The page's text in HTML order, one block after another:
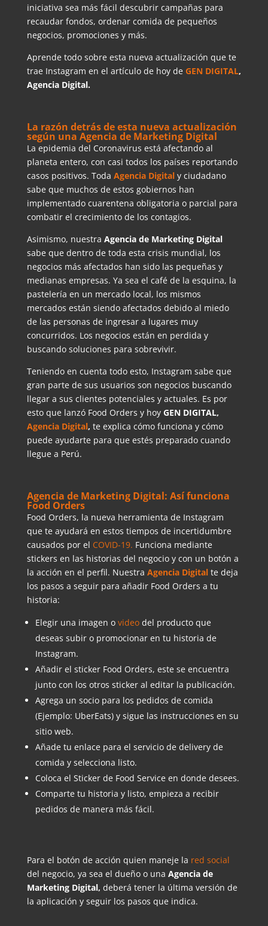
iniciativa sea más fácil descubrir campañas para
recaudar fondos, ordenar comida de pequeños
negocios, promociones y más.
Aprende todo sobre esta nueva actualización que te
trae Instagram en el artículo de hoy de GEN DIGITAL,
Agencia Digital.
La razón detrás de esta nueva actualización
según una Agencia de Marketing Digital
La epidemia del Coronavirus está afectando al
planeta entero, con casi todos los países reportando
casos positivos. Toda Agencia Digital y ciudadano
sabe que muchos de estos gobiernos han
implementado cuarentena obligatoria o parcial para
combatir el crecimiento de los contagios.
Asimismo, nuestra Agencia de Marketing Digital
sabe que dentro de toda esta crisis mundial, los
negocios más afectados han sido las pequeñas y
medianas empresas. Ya sea el café de la esquina, la
pastelería en un mercado local, los mismos
mercados están siendo afectados debido al miedo
de las personas de ingresar a lugares muy
concurridos. Los negocios están en perdida y
buscando soluciones para sobrevivir.
Teniendo en cuenta todo esto, Instagram sabe que
gran parte de sus usuarios son negocios buscando
llegar a sus clientes potenciales y actuales. Es por
esto que lanzó Food Orders y hoy GEN DIGITAL,
Agencia Digital, te explica cómo funciona y cómo
puede ayudarte para que estés preparado cuando
llegue a Perú.
Agencia de Marketing Digital: Así funciona
Food Orders
Food Orders, la nueva herramienta de Instagram
que te ayudará en estos tiempos de incertidumbre
causados por el COVID-19. Funciona mediante
stickers en las historias del negocio y con un botón a
la acción en el perfil. Nuestra Agencia Digital te deja
los pasos a seguir para añadir Food Orders a tu
historia:
Elegir una imagen o videodel producto que
deseas subir o promocionar en tu historia de
Instagram.
Añadir el sticker Food Orders, este se encuentra
junto con los otros sticker al editar la publicación.
Agrega un socio para los pedidos de comida
(Ejemplo: UberEats) y sigue las instrucciones en su
sitio web.
Añade tu enlace para el servicio de delivery de
comida y selecciona listo.
Coloca el Sticker de Food Service en donde desees.
Comparte tu historia y listo, empieza a recibir
pedidos de manera más fácil.
Para el botón de acción quien maneje la red social
del negocio, ya sea el dueño o una Agencia de
Marketing Digital, deberá tener la última versión de
la aplicación y seguir los pasos que indica.